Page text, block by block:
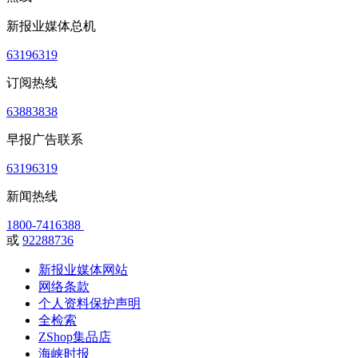
新报业媒体总机
63196319
订阅热线
63883838
早报广告联系
63196319
新闻热线
1800-7416388
或 92288736
新报业媒体网站
网络条款
个人资料保护声明
全检索
ZShop集品店
海峡时报